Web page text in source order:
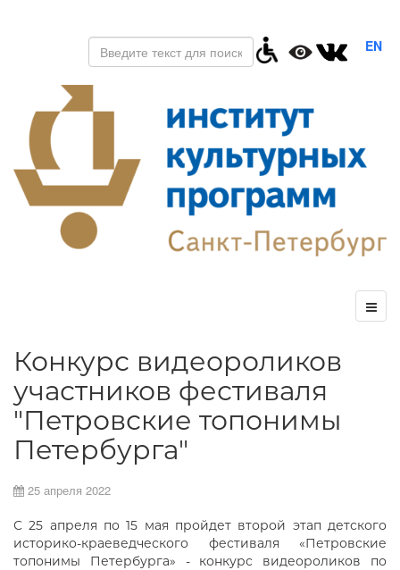
EN
Конкурс видеороликов
участников фестиваля
"Петровские топонимы
Петербурга"
25 апреля 2022
С 25 апреля по 15 мая пройдет второй этап детского
историко-краеведческого фестиваля «Петровские
топонимы Петербурга» - конкурс видеороликов по